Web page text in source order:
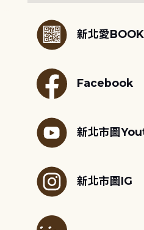
新北愛
Facebook
新北市圖
新北市圖IG